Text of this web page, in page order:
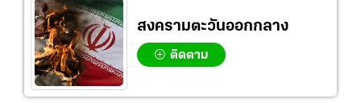
สงครามตะวันออกกลาง
ติดตาม